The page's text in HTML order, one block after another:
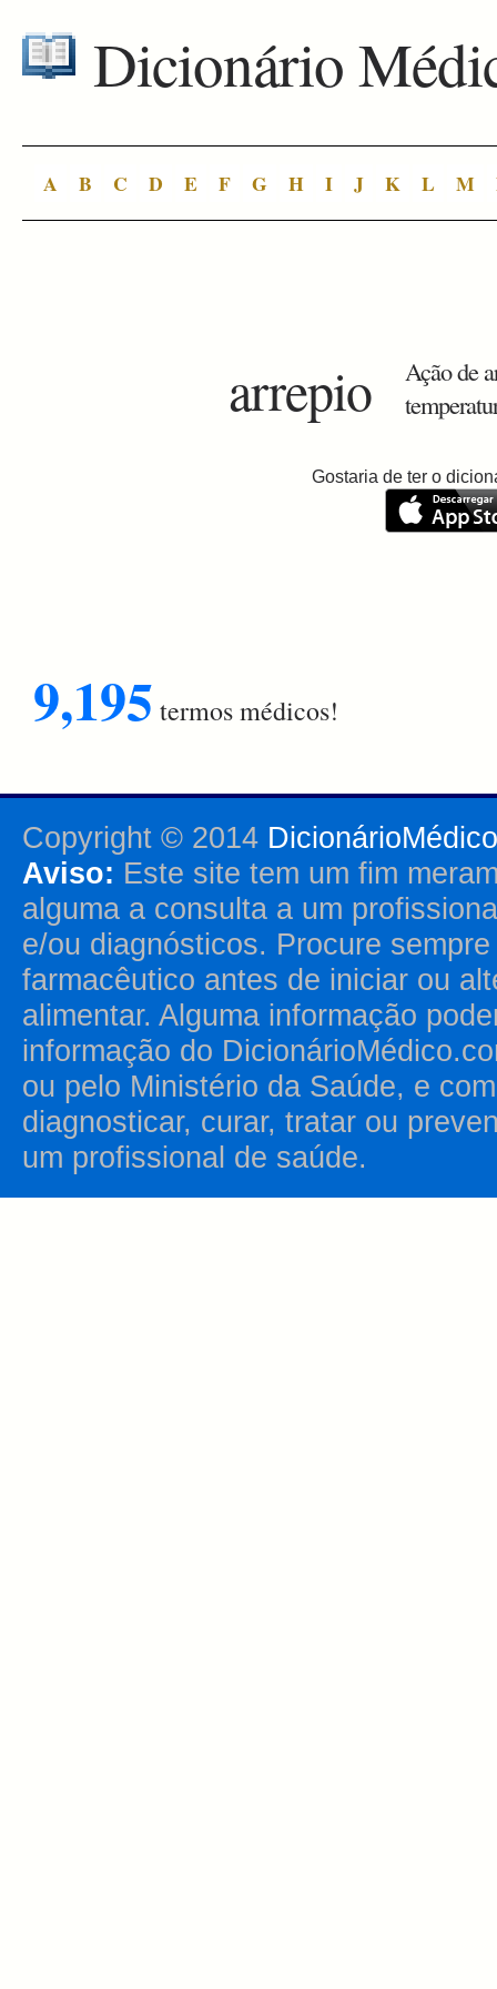
Dicionário
A B C D E F G H I J K L M
arrepio
Ação de
Gostaria de ter o
9,195 termos médicos!
Copyright © 2014
Aviso: Este site tem um fim
alguma a consulta a um
e/ou diagnósticos. Procure
farmacêutico antes de iniciar ou
alimentar. Alguma informação
informação do
ou pelo Ministério da Saúde, e
diagnosticar, curar, tratar ou
um profissional de saúde.